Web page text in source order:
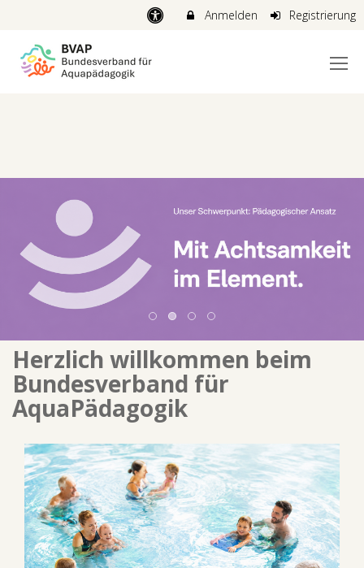
Anmelden Registrierung
Herzlich willkommen beim
Bundesverband für
AquaPädagogik